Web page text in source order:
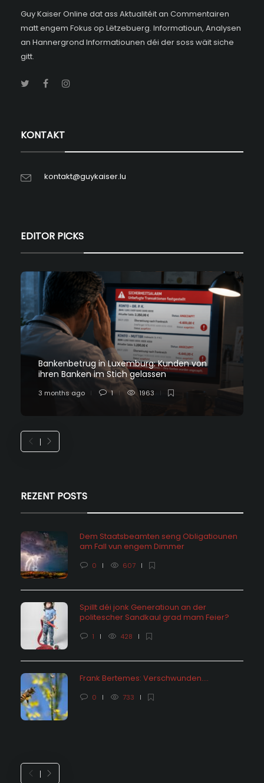
Guy Kaiser Online dat ass Aktualitéit an Commentairen
matt engem Fokus op Lëtzebuerg. Informatioun, Analysen
an Hannergrond Informatiounen déi der soss wäit siche
gitt.
KONTAKT
kontakt@guykaiser.lu
EDITOR PICKS
Bankenbetrug in Luxemburg: Kunden von
ihren Banken im Stich gelassen
3 months ago 1 1963
REZENT POSTS
Dem Staatsbeamten seng Obligatiounen
am Fall vun engem Dimmer
0 607
Spillt déi jonk Generatioun an der
politescher Sandkaul grad mam Feier?
1 428
Frank Bertemes: Verschwunden….
0 733